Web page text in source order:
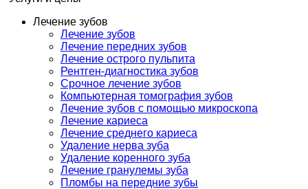
Лечение зубов
Лечение зубов
Лечение передних зубов
Лечение острого пульпита
Рентген-диагностика зубов
Срочное лечение зубов
Компьютерная томография зубов
Лечение зубов с помощью микроскопа
Лечение кариеса
Лечение среднего кариеса
Удаление нерва зуба
Удаление коренного зуба
Лечение гранулемы зуба
Пломбы на передние зубы